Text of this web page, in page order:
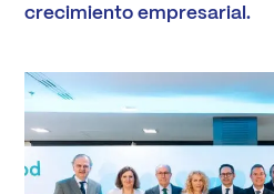
crecimiento empresarial.